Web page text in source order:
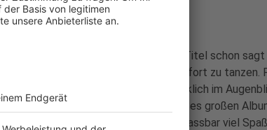
sie ihre Fans dazu auf - wie es der Titel schon
und alle Zukunftsängste hinfort zu tanzen.
den Stecker und kommt damit wirklich im
Moment in der Mitte dieses großen
Zeit dazu tanzen, und es macht unfassbar viel